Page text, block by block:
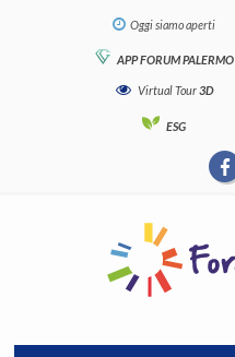
Oggi siamo aperti
APP FORUM PALERMO
Virtual Tour3D
ESG